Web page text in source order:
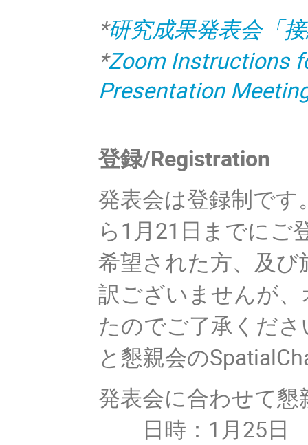
*研究成果発表会「
*Zoom Instructions
Presentation
登録/Registration
発表会は登録制で
ら1月21日までにご
希望された方、及
訳ございませんが
たのでご了承くだ
と懇親会の
発表会に合わせて
日時：1月